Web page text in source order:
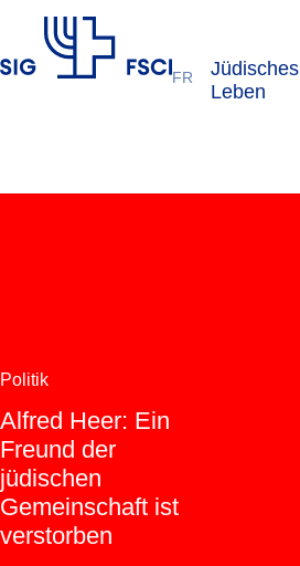
FR
Jüdisches
Leben
Politik
Alfred Heer: Ein
Freund der
jüdischen
Gemeinschaft ist
verstorben